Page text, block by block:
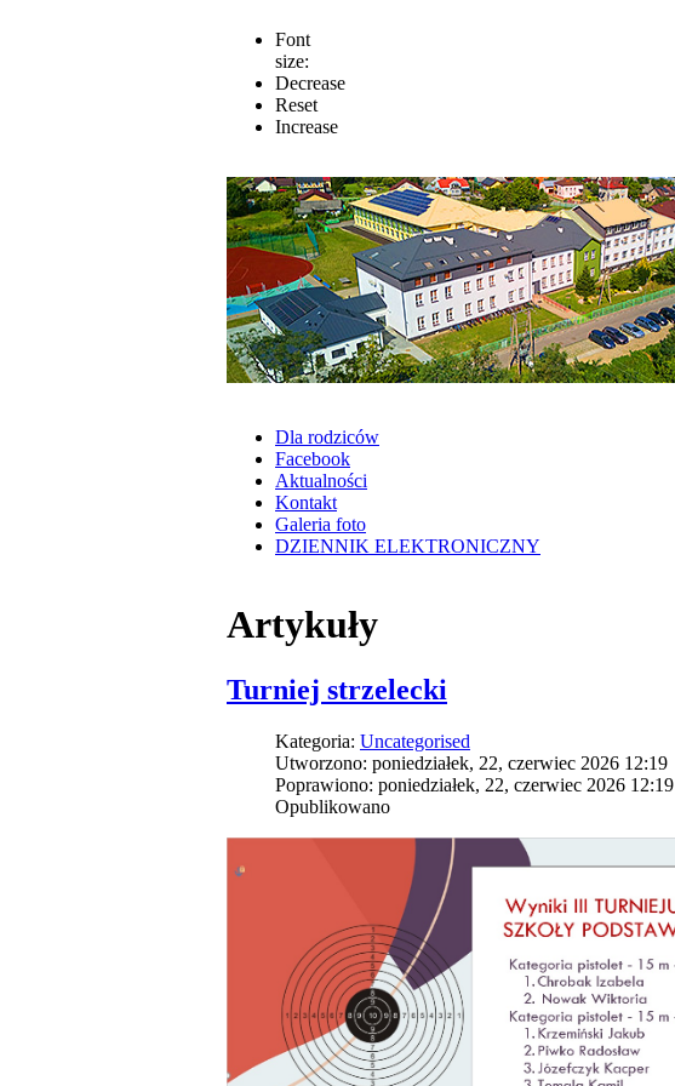
Font
size:
Decrease
Reset
Increase
Dla rodziców
Facebook
Aktualności
Kontakt
Galeria foto
DZIENNIK ELEKTRONICZNY
Artykuły
Turniej strzelecki
Kategoria: Uncategorised
Utworzono: poniedziałek, 22, czerwiec 2026 12:19
Poprawiono: poniedziałek, 22, czerwiec 2026 12:19
Opublikowano